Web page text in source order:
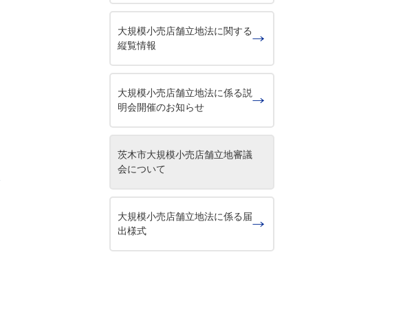
大規模小売店舗立地法に関する
縦覧情報
大規模小売店舗立地法に係る説
明会開催のお知らせ
茨木市大規模小売店舗立地審議
会について
大規模小売店舗立地法に係る届
出様式